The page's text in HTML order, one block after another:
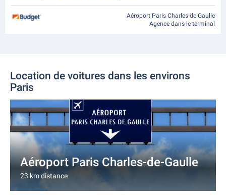
Aéroport Paris Charles-de-Gaulle
Agence dans le terminal
Location de voitures dans les environs
Paris
Aéroport Paris Charles-de-Gaulle
23 km distance